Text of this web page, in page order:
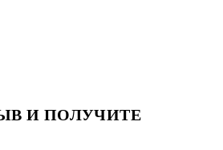
И ПОЛУЧИТЕ